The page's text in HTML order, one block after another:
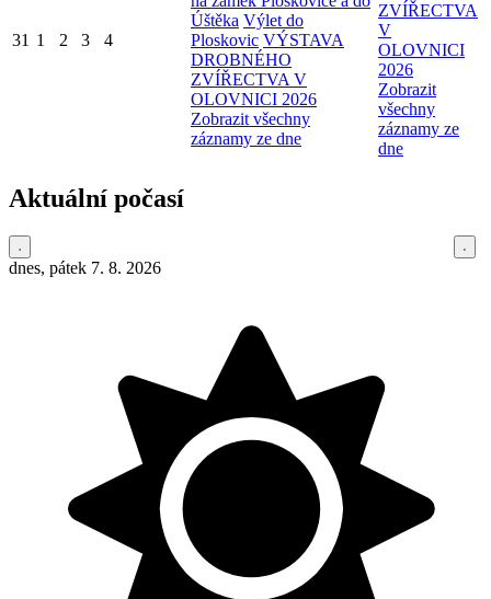
31 1 2 3 4
Úštěka Výlet do
Ploskovic VÝSTAVA
DROBNÉHO
ZVÍŘECTVA V
OLOVNICI 2026
Zobrazit všechny
záznamy ze dne
ZVÍŘECTVA
V
OLOVNICI
2026
Zobrazit
všechny
záznamy ze
dne
Aktuální počasí
dnes, pátek 7. 8. 2026